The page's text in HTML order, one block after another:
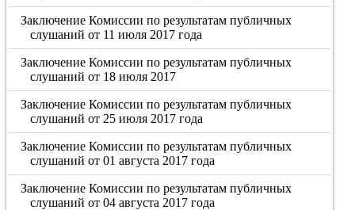
Заключение Комиссии по результатам публичных
слушаний от 11 июля 2017 года
Заключение Комиссии по результатам публичных
слушаний от 18 июля 2017
Заключение Комиссии по результатам публичных
слушаний от 25 июля 2017 года
Заключение Комиссии по результатам публичных
слушаний от 01 августа 2017 года
Заключение Комиссии по результатам публичных
слушаний от 04 августа 2017 года